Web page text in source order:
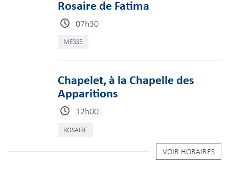
Rosaire de Fatima
07h30
MESSE
Chapelet, à la Chapelle des
Apparitions
12h00
ROSAIRE
VOIR HORAIRES